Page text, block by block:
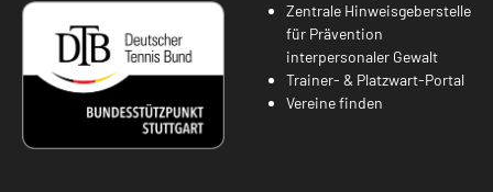
Zentrale Hinweisgeberstelle
für Prävention
interpersonaler Gewalt
Trainer- & Platzwart-Portal
Vereine finden